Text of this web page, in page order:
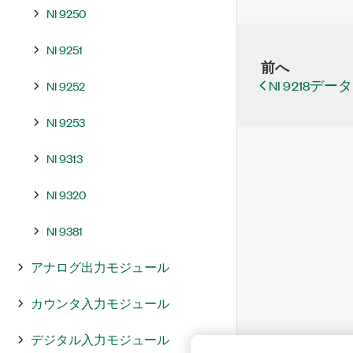
NI 9250
NI 9251
NI 9252
NI 9253
NI 9313
NI 9320
NI 9381
アナログ出力モジュール
カウンタ入力モジュール
デジタル入力モジュール
前へ
NI 9218デー